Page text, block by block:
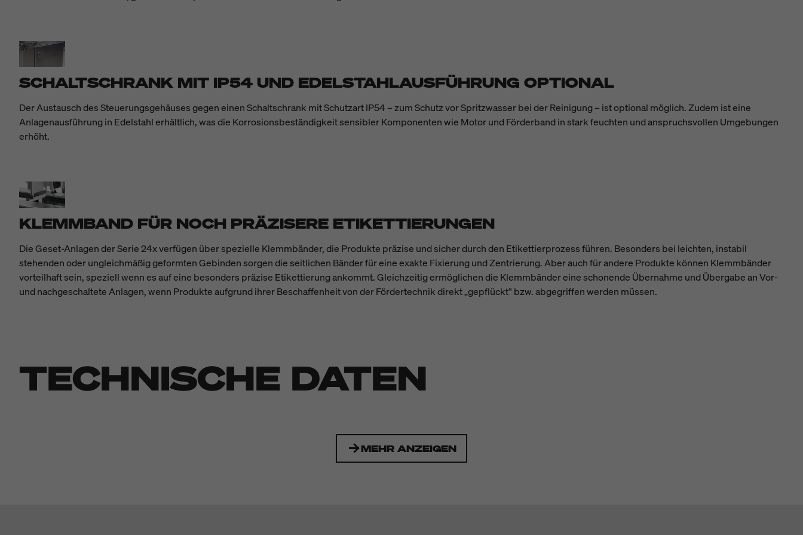
SCHALTSCHRANK MIT IP54 UND EDELSTAHLAUSFÜHRUNG OPTIONAL
Der Austausch des Steuerungsgehäuses gegen einen Schaltschrank mit Schutzart IP54 – zum Schutz vor Spritzwasser bei der Reinigung – ist optional möglich. Zudem ist eine
Anlagenausführung in Edelstahl erhältlich, was die Korrosionsbeständigkeit sensibler Komponenten wie Motor und Förderband in stark feuchten und anspruchsvollen Umgebungen
erhöht.
KLEMMBAND FÜR NOCH PRÄZISERE ETIKETTIERUNGEN
Die Geset-Anlagen der Serie 24x verfügen über spezielle Klemmbänder, die Produkte präzise und sicher durch den Etikettierprozess führen. Besonders bei leichten, instabil
stehenden oder ungleichmäßig geformten Gebinden sorgen die seitlichen Bänder für eine exakte Fixierung und Zentrierung. Aber auch für andere Produkte können Klemmbänder
vorteilhaft sein, speziell wenn es auf eine besonders präzise Etikettierung ankommt. Gleichzeitig ermöglichen die Klemmbänder eine schonende Übernahme und Übergabe an Vor-
und nachgeschaltete Anlagen, wenn Produkte aufgrund ihrer Beschaffenheit von der Fördertechnik direkt „gepflückt“ bzw. abgegriffen werden müssen.
TECHNISCHE DATEN
MEHR ANZEIGEN